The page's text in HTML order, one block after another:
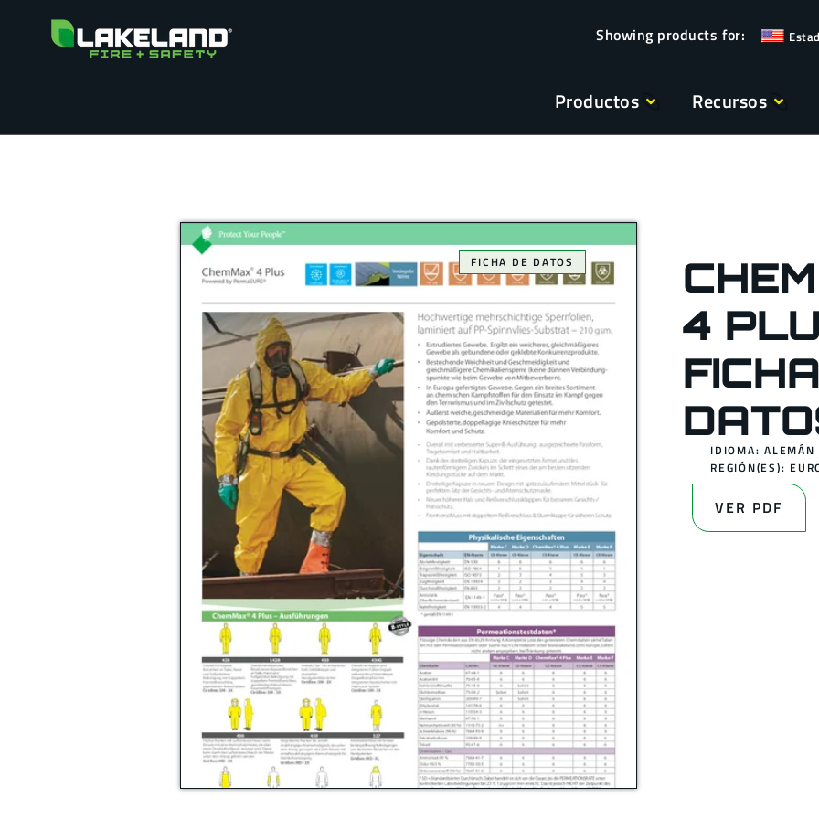
Productos Recursos
FICHA DE DATOS
4
IDIOMA: ALEMÁN
REGIÓN(ES):
VER PDF